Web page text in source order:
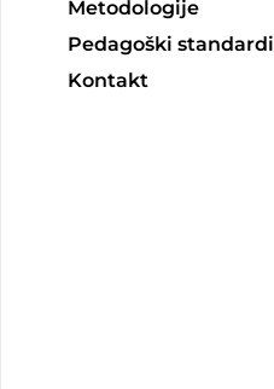
Metodologije
Pedagoški standardi
Kontakt